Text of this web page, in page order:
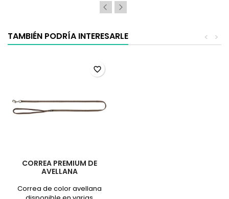
TAMBIÉN PODRÍA INTERESARLE >
<
CORREA PREMIUM DE
AVELLANA
Correa de color avellana
favorite_border